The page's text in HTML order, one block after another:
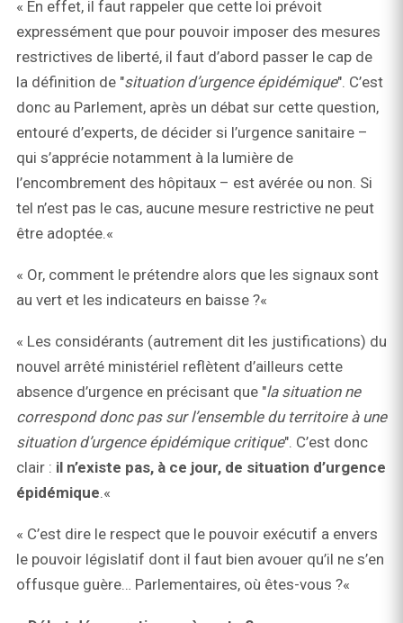
« En effet, il faut rappeler que cette loi prévoit
expressément que pour pouvoir imposer des mesures
restrictives de liberté, il faut d’abord passer le cap de
la définition de "situation d’urgence épidémique". C’est
donc au Parlement, après un débat sur cette question,
entouré d’experts, de décider si l’urgence sanitaire –
qui s’apprécie notamment à la lumière de
l’encombrement des hôpitaux – est avérée ou non. Si
tel n’est pas le cas, aucune mesure restrictive ne peut
être adoptée.«
« Or, comment le prétendre alors que les signaux sont
au vert et les indicateurs en baisse ?«
« Les considérants (autrement dit les justifications) du
nouvel arrêté ministériel reflètent d’ailleurs cette
absence d’urgence en précisant que "la situation ne
correspond donc pas sur l’ensemble du territoire à une
situation d’urgence épidémique critique". C’est donc
clair : il n’existe pas, à ce jour, de situation d’urgence
épidémique.«
« C’est dire le respect que le pouvoir exécutif a envers
le pouvoir législatif dont il faut bien avouer qu’il ne s’en
offusque guère… Parlementaires, où êtes-vous ?«